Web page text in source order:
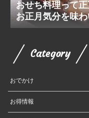
おせち料理って
お正月気分を味
せち
Category
おでかけ
お得情報